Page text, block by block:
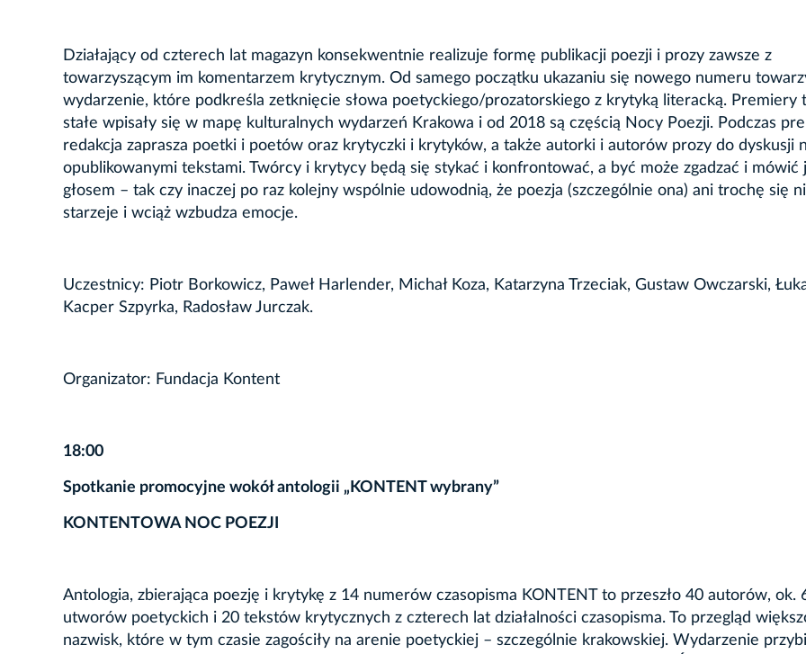
Działający od czterech lat magazyn konsekwentnie realizuje formę publikacji poezji i prozy zawsze z
towarzyszącym im komentarzem krytycznym. Od samego początku ukazaniu się nowego numeru
wydarzenie, które podkreśla zetknięcie słowa poetyckiego/prozatorskiego z krytyką literacką. Premiery
stałe wpisały się w mapę kulturalnych wydarzeń Krakowa i od 2018 są częścią Nocy Poezji. Podczas
redakcja zaprasza poetki i poetów oraz krytyczki i krytyków, a także autorki i autorów prozy do dyskusji
opublikowanymi tekstami. Twórcy i krytycy będą się stykać i konfrontować, a być może zgadzać i mówić
głosem – tak czy inaczej po raz kolejny wspólnie udowodnią, że poezja (szczególnie ona) ani trochę się
starzeje i wciąż wzbudza emocje.
Uczestnicy: Piotr Borkowicz, Paweł Harlender, Michał Koza, Katarzyna Trzeciak, Gustaw Owczarski,
Kacper Szpyrka, Radosław Jurczak.
Organizator: Fundacja Kontent
18:00
Spotkanie promocyjne wokół antologii „KONTENT wybrany”
KONTENTOWA NOC POEZJI
Antologia, zbierająca poezję i krytykę z 14 numerów czasopisma KONTENT to przeszło 40 autorów, ok.
utworów poetyckich i 20 tekstów krytycznych z czterech lat działalności czasopisma. To przegląd
nazwisk, które w tym czasie zagościły na arenie poetyckiej – szczególnie krakowskiej. Wydarzenie